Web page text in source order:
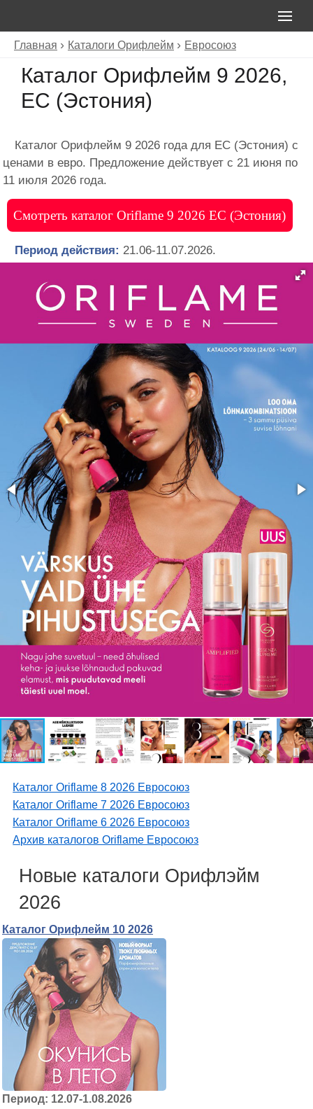
Главная Каталоги Орифлейм Евросоюз
Каталог Орифлейм 9 2026,
ЕС (Эстония)
Каталог Орифлейм 9 2026 года для ЕС (Эстония) с
ценами в евро. Предложение действует с 21 июня по
11 июля 2026 года.
Смотреть каталог Oriflame 9 2026 ЕС (Эстония)
Период действия: 21.06-11.07.2026.
Каталог Oriflame 8 2026 Евросоюз
Каталог Oriflame 7 2026 Евросоюз
Каталог Oriflame 6 2026 Евросоюз
Архив каталогов Oriflame Евросоюз
Новые каталоги Орифлэйм
2026
Каталог Орифлейм 10 2026
Период: 12.07-1.08.2026